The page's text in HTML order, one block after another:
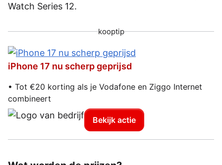
Watch Series 12.
kooptip
iPhone 17 nu scherp geprijsd
• Tot €20 korting als je Vodafone en Ziggo Internet
combineert
Bekijk actie